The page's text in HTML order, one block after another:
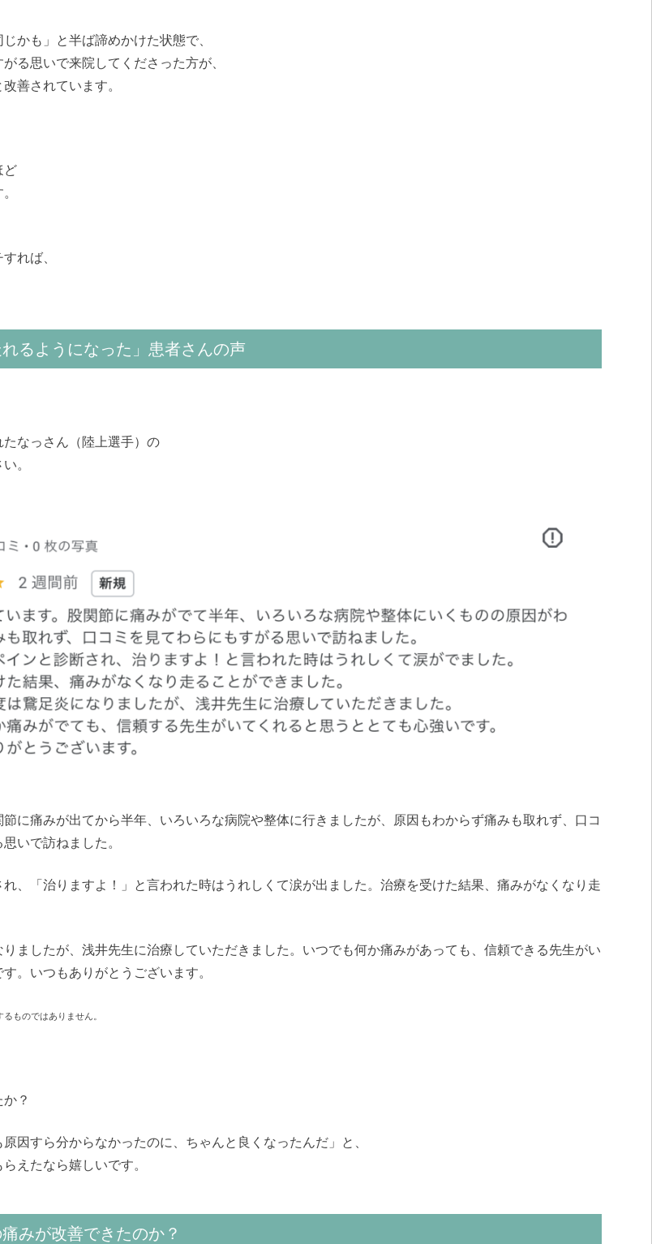
じかも」と半ば諦めかけた状態で、
る思いで来院してくださった方が、
善されています。
ど
れば、
るようになった」患者さんの声
なっさん（陸上選手）の
。
に痛みが出てから半年、いろいろな病院や整体に行きましたが、原因もわからず痛みも取れず、口コ
いで訪ねました。
、「治りますよ！」と言われた時はうれしくて涙が出ました。治療を受けた結果、痛みがなくなり走
ましたが、浅井先生に治療していただきました。いつでも何か痛みがあっても、信頼できる先生がい
。いつもありがとうございます。
ものではありません。
？
原因すら分からなかったのに、ちゃんと良くなったんだ」と、
えたなら嬉しいです。
みが改善できたのか？